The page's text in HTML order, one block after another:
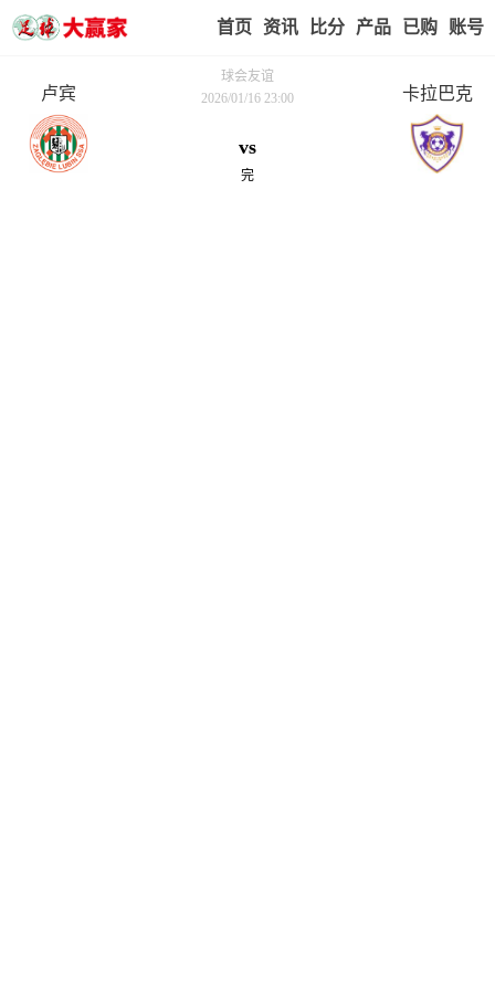
首页 赢家视点赛事比分实战版入口
我的
球会友谊
2026/01/16 23:00
vs
完
卢宾 卡拉巴克